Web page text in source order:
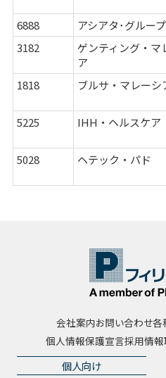
6888 アシアタ･グループ
3182
ゲンティング・マ
ア
1818 ブルサ・マレーシ
5225 IHH・ヘルスケア
5028 ヘテック・パド
会社案内お問い合わせ各
個人情報保護宣言採用情報
個人向け